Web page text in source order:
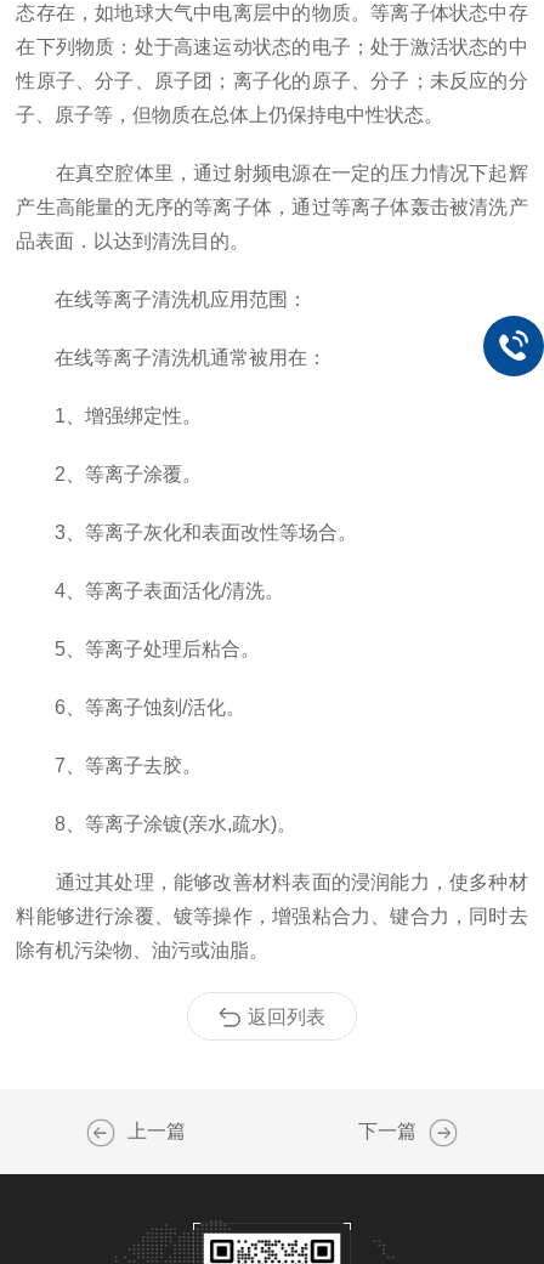
态存在，如地球大气中电离层中的物质。等离子体状态中存
在下列物质：处于高速运动状态的电子；处于激活状态的中
性原子、分子、原子团；离子化的原子、分子；未反应的分
子、原子等，但物质在总体上仍保持电中性状态。
在真空腔体里，通过射频电源在一定的压力情况下起辉
产生高能量的无序的等离子体，通过等离子体轰击被清洗产
品表面．以达到清洗目的。
在线等离子清洗机应用范围：
在线等离子清洗机通常被用在：
1、增强绑定性。
2、等离子涂覆。
3、等离子灰化和表面改性等场合。
4、等离子表面活化/清洗。
5、等离子处理后粘合。
6、等离子蚀刻/活化。
7、等离子去胶。
8、等离子涂镀(亲水,疏水)。
通过其处理，能够改善材料表面的浸润能力，使多种材
料能够进行涂覆、镀等操作，增强粘合力、键合力，同时去
除有机污染物、油污或油脂。
返回列表
上一篇 下一篇